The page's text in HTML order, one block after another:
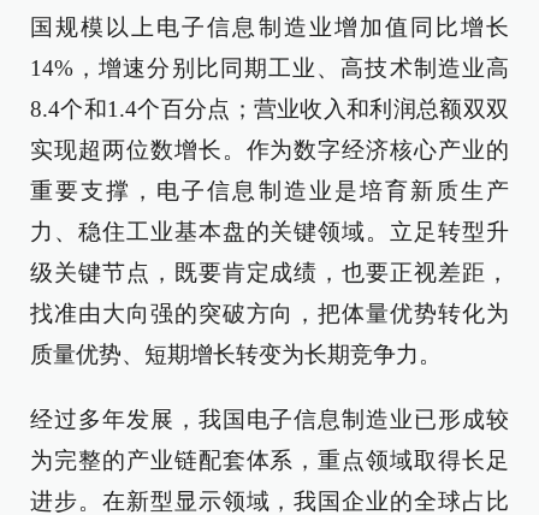
国规模以上电子信息制造业增加值同比增长
14%，增速分别比同期工业、高技术制造业高
8.4个和1.4个百分点；营业收入和利润总额双双
实现超两位数增长。作为数字经济核心产业的
重要支撑，电子信息制造业是培育新质生产
力、稳住工业基本盘的关键领域。立足转型升
级关键节点，既要肯定成绩，也要正视差距，
找准由大向强的突破方向，把体量优势转化为
质量优势、短期增长转变为长期竞争力。
经过多年发展，我国电子信息制造业已形成较
为完整的产业链配套体系，重点领域取得长足
进步。在新型显示领域，我国企业的全球占比